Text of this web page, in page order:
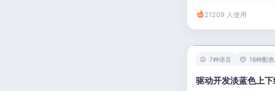
21209 人使用
7种语言 16种配色
驱动开发淡蓝色上